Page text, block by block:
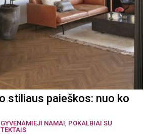
stiliaus paieškos: nuo ko
GYVENAMIEJI NAMAI POKALBIAI SU